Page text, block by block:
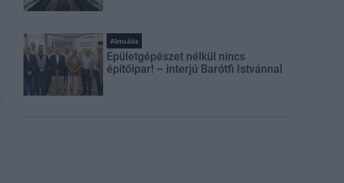
Aktuális
Épületgépészet nélkül nincs
építőipar! – interjú Barótfi Istvánnal